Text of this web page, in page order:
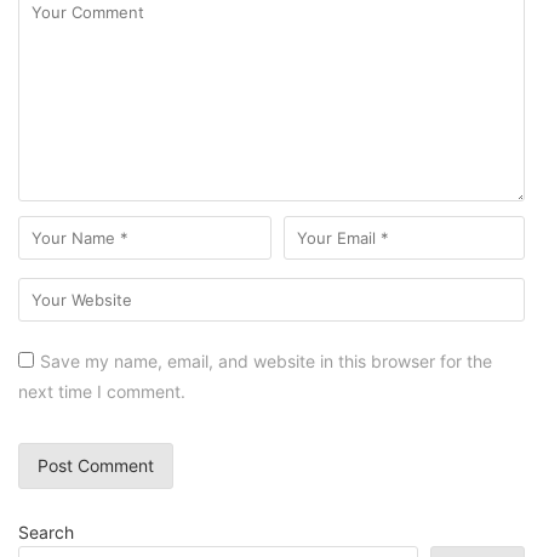
Save my name, email, and website in this browser for the
next time I comment.
Search